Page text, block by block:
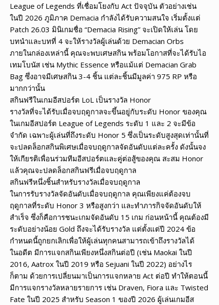
League of Legends ที่เชื่อมโยงกับ Act ปัจจุบัน ตัวอย่างเช่น
ในปี 2026 ภูมิภาค Demacia กำลังได้รับความสนใจ เริ่มตั้งแต่
Patch 26.03 มินิเกมชื่อ “Demacia Rising” จะเปิดให้เล่น โดย
บทนำและบทที่ 4 จะให้รางวัลผู้เล่นด้วย Demacian Orbs
ภายในกล่องเหล่านี้ คุณจะพบเศษสกิน พร้อมโอกาสที่จะได้รับไอ
เทมโบนัส เช่น Mythic Essence หรือแม้แต่ Demacian Grab
Bag ซึ่งอาจมีเศษสกิน 3-4 ชิ้น แต่ละชิ้นมีมูลค่า 975 RP หรือ
มากกว่านั้น
สกินฟรีในเกมอีสปอร์ต LoL เป็นรางวัล Honor
รางวัลที่จะได้รับเมื่อจบฤดูกาลจะขึ้นอยู่กับระดับ Honor ของคุณ
ในเกมอีสปอร์ต League of Legends ระดับ 1 และ 2 จะมีข้อ
จำกัด เฉพาะผู้เล่นที่ถึงระดับ Honor 5 ซึ่งเป็นระดับสูงสุดเท่านั้นที่
จะปลดล็อกสกินพิเศษเมื่อจบฤดูกาลจัดอันดับแต่ละครั้ง ดังนั้นจง
ให้เกียรติเพื่อนร่วมทีมอีสปอร์ตและคู่ต่อสู้ของคุณ สะสม Honor
แล้วคุณจะปลดล็อกสกินฟรีเมื่อจบฤดูกาล
สกินฟรีหนึ่งชิ้นสำหรับรางวัลเมื่อจบฤดูกาล
ในการรับรางวัลจัดอันดับเมื่อจบฤดูกาล คุณเพียงแค่ต้องจบ
ฤดูกาลที่ระดับ Honor 3 หรือสูงกว่า และทำภารกิจจัดอันดับให้
สำเร็จ ซึ่งก็คือการชนะเกมจัดอันดับ 15 เกม ก่อนหน้านี้ คุณต้องมี
ระดับอย่างน้อย Gold ถึงจะได้รับรางวัล แต่ตั้งแต่ปี 2024 ข้อ
กำหนดนี้ถูกยกเลิกเพื่อให้ผู้เล่นทุกคนสามารถเข้าถึงรางวัลได้
ในอดีต มีการแจกสกินเพียงหนึ่งสกินต่อปี (เช่น Maokai ในปี
2016, Aatrox ในปี 2019 หรือ Sejuani ในปี 2022) อย่างไร
ก็ตาม ด้วยการเปลี่ยนมาเป็นการแจกหลาย Act ต่อปี ทำให้ตอนนี้
มีการแจกรางวัลหลายรายการ เช่น Draven, Fiora และ Twisted
Fate ในปี 2025 สำหรับ Season 1 ของปี 2026 ผู้เล่นเกมอีส